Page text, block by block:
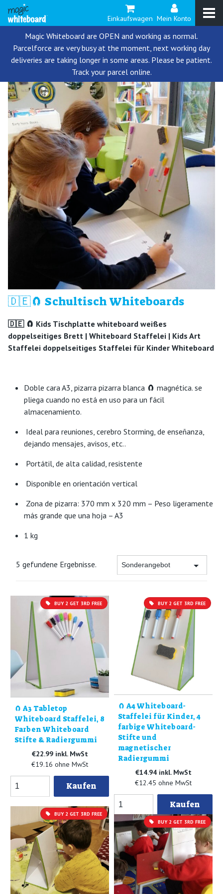
Einkaufswagen Mein Konto
Magic Whiteboard are OPEN and working as normal.
Parcelforce are very busy at the moment, next working day
deliveries are taking longer in some areas. Please be patient.
Track your parcel online.
🇩🇪🧲 Schultisch Whiteboards
🇩🇪 🧲 Kids Tischplatte whiteboard weißes
doppelseitiges Brett | Whiteboard Staffelei | Kids Art
Staffelei doppelseitiges Staffelei für Kinder Whiteboard
Doble cara A3, pizarra pizarra blanca 🧲 magnética. se
pliega cuando no está en uso para un fácil
almacenamiento.
Ideal para reuniones, cerebro Storming, de enseñanza,
dejando mensajes, avisos, etc..
Portátil, de alta calidad, resistente
Disponible en orientación vertical
Zona de pizarra: 370 mm x 320 mm – Peso ligeramente
más grande que una hoja – A3
1 kg
5 gefundene Ergebnisse.
BUY 2 GET 3RD FREE
🧲 A3 Tabletop
Whiteboard Staffelei, 8
Farben Whiteboard
Stifte & Radiergummi
€22.99 inkl. MwSt
€19.16 ohne MwSt
Kaufen
BUY 2 GET 3RD FREE
🧲 A4 Whiteboard-
Staffelei für Kinder, 4
farbige Whiteboard-
Stifte und
magnetischer
Radiergummi
€14.94 inkl. MwSt
€12.45 ohne MwSt
Kaufen
BUY 2 GET 3RD FREE
BUY 2 GET 3RD FREE